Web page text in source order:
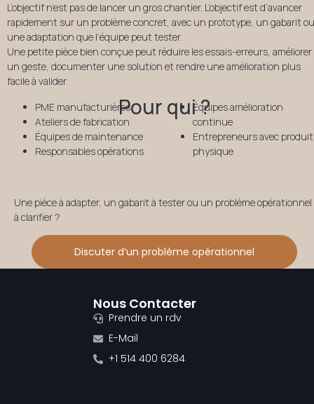
L’objectif n’est pas de lancer un gros chantier. L’objectif est d’avancer
rapidement sur un problème concret, avec un prototype, un gabarit ou
une adaptation que l’équipe peut tester.
Une petite pièce bien conçue peut réduire les essais-erreurs, améliorer
un geste, documenter une solution et rendre une amélioration plus
facile à valider.
Pour qui ?
PME manufacturières
Ateliers de fabrication
Équipes de maintenance
Responsables opérations
Équipes amélioration
continue
Entrepreneurs avec produit
physique
Une pièce à adapter, un gabarit à tester ou un problème opérationnel
à clarifier ?
Discuter d’un problème opérationnel
Nous Contacter
Prendre un rdv
E-Mail
+1 514 400 6284